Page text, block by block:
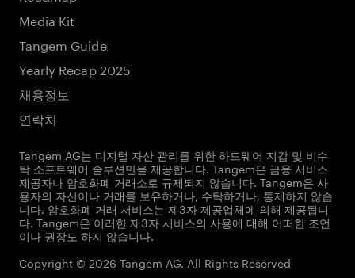
Media Kit
Tangem Guide
Yearly Recap 2025
채용정보
연락처
Tangem AG는 디지털 자산 관리를 위한 하드웨어 지갑 및 비수
탁 소프트웨어 솔루션만을 제공합니다. Tangem은 금융 서비스
제공자나 암호화폐 거래소로 규제되지 않습니다. Tangem은 사
용자의 자산이나 거래를 보유하거나, 수탁하거나, 통제하지 않습
니다. 암호화폐 거래 서비스는 제3자 제공업체에 의해 제공됩니
다. Tangem은 이러한 제3자 서비스의 사용에 대해 어떠한 조언
이나 권장도 하지 않습니다.